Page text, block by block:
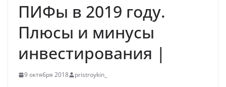
ПИФы в 2019 году.
Плюсы и минусы
инвестирования |
9 октября 2018 pristroykin_